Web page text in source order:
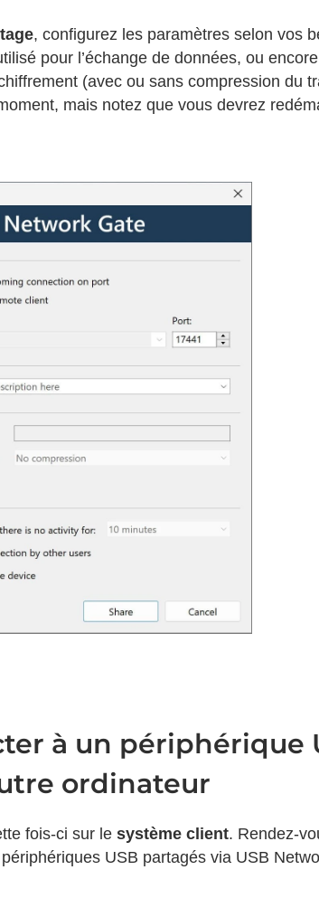
, configurez les paramètres selon vos
pour l’échange de données, ou
(avec ou sans compression du
mais notez que vous devrez
à un périphérique
ordinateur
fois-ci sur lesystème client. Rendez-
USB partagés via USB